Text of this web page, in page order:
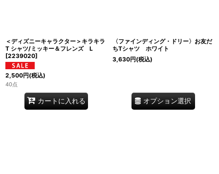
＜ディズニーキャラクター＞キラキラ
T シャツ/ミッキー＆フレンズ L
[2239020]
2,500円(税込)
40点
カートに入れる
〈ファインディング・ドリー〉お友だ
ちTシャツ ホワイト
3,630円(税込)
オプション選択